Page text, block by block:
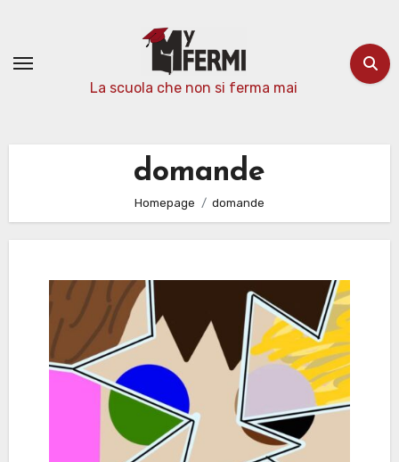
contenuto
La scuola che non si ferma mai
domande
Homepage domande